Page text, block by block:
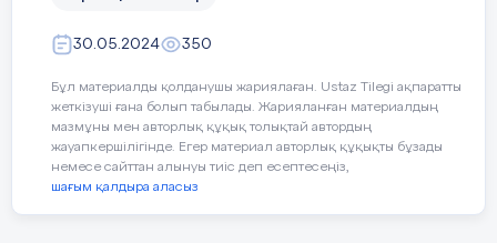
шығармашылық қабілеттері артады;
Көрмелерге қатысады.
Пәнаралық байланыс: қазақтілі,
бейнелеу,жаратылыстану,көркем еңбек.
2023-2024оқу жылы
30.05.2024 350
Бұл материалды қолданушы жариялаған. Ustaz Tilegi ақпаратты
жеткізуші ғана болып табылады. Жарияланған материалдың
мазмұны мен авторлық құқық толықтай автордың
жауапкершілігінде. Егер материал авторлық құқықты бұзады
немесе сайттан алынуы тиіс деп есептесеңіз,
шағым қалдыра аласыз